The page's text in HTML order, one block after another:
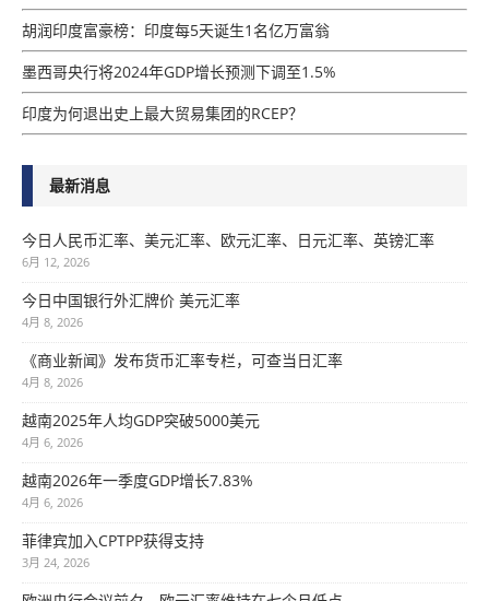
胡润印度富豪榜：印度每5天诞生1名亿万富翁
墨西哥央行将2024年GDP增​​长预测下调至1.5%
印度为何退出史上最大贸易集团的RCEP？
最新消息
今日人民币汇率、美元汇率、欧元汇率、日元汇率、英镑汇率
6月 12, 2026
今日中国银行外汇牌价 美元汇率
4月 8, 2026
《商业新闻》发布货币汇率专栏，可查当日汇率
4月 8, 2026
越南2025年人均GDP突破5000美元
4月 6, 2026
越南2026年一季度GDP增长7.83%
4月 6, 2026
菲律宾加入CPTPP获得支持
3月 24, 2026